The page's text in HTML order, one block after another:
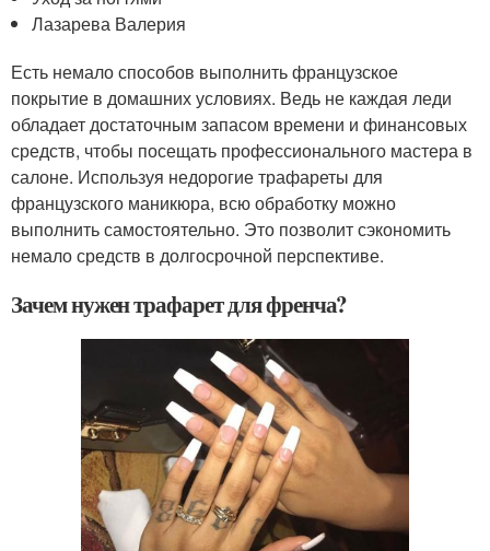
Лазарева Валерия
Есть немало способов выполнить французское
покрытие в домашних условиях. Ведь не каждая леди
обладает достаточным запасом времени и финансовых
средств, чтобы посещать профессионального мастера в
салоне. Используя недорогие трафареты для
французского маникюра, всю обработку можно
выполнить самостоятельно. Это позволит сэкономить
немало средств в долгосрочной перспективе.
Зачем нужен трафарет для френча?